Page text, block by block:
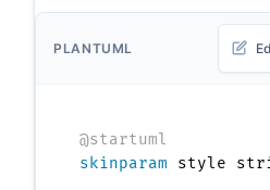
PLANTUML
@startuml
skinparam style